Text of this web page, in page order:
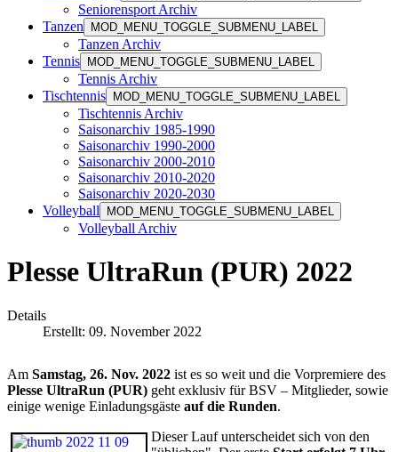
Seniorensport Archiv
Tanzen
MOD_MENU_TOGGLE_SUBMENU_LABEL
Tanzen Archiv
Tennis
MOD_MENU_TOGGLE_SUBMENU_LABEL
Tennis Archiv
Tischtennis
MOD_MENU_TOGGLE_SUBMENU_LABEL
Tischtennis Archiv
Saisonarchiv 1985-1990
Saisonarchiv 1990-2000
Saisonarchiv 2000-2010
Saisonarchiv 2010-2020
Saisonarchiv 2020-2030
Volleyball
MOD_MENU_TOGGLE_SUBMENU_LABEL
Volleyball Archiv
Plesse UltraRun (PUR) 2022
Details
Erstellt: 09. November 2022
Am Samstag, 26. Nov. 2022 ist es so weit und die Vorpremiere des
Plesse UltraRun (PUR) geht exklusiv für BSV – Mitglieder, sowie
einige wenige Einladungsgäste auf die Runden.
Dieser Lauf unterscheidet sich von den